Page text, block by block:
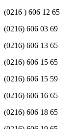
(0216 ) 606 12 65
(0216) 606 03 69
(0216) 606 13 65
(0216) 606 15 65
(0216) 606 15 59
(0216) 606 16 65
(0216) 606 18 65